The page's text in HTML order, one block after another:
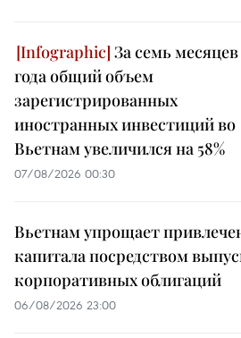
За семь месяцев
года общий объем
зарегистрированных
иностранных инвестиций во
Вьетнам увеличился на 58%
07/08/2026 00:30
Вьетнам упрощает
капитала посредством
корпоративных облигаций
06/08/2026 23:00